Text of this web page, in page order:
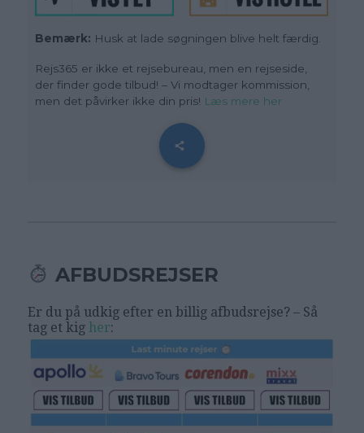
Bemærk: Husk at lade søgningen blive helt færdig.
Rejs365 er ikke et rejsebureau, men en rejseside,
der finder gode tilbud! – Vi modtager kommission,
men det påvirker ikke din pris! Læs mere her
AFBUDSREJSER
Er du på udkig efter en billig afbudsrejse? – Så
tag et kig her: